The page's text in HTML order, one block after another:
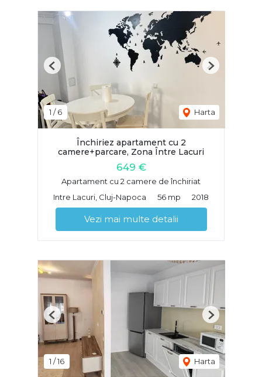
1 /6 Harta
Previous Next
Închiriez apartament cu 2
camere+parcare, Zona Între Lacuri
649 €
Apartament cu 2 camere de închiriat
Intre Lacuri, Cluj-Napoca
56 mp 2018
Vezi mai multe detalii
1 /16 Harta
Previous Next